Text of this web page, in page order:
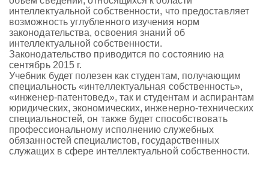
интеллектуальной собственности, что предоставляет
возможность углубленного изучения норм
законодательства, освоения знаний об
интеллектуальной собственности.
Законодательство приводится по состоянию на
сентябрь 2015 г.
Учебник будет полезен как студентам, получающим
специальность «интеллектуальная собственность»,
«инженер-патентовед», так и студентам и аспирантам
юридических, экономических, инженерно-технических
специальностей, он также будет способствовать
профессиональному исполнению служебных
обязанностей специалистов, государственных
служащих в сфере интеллектуальной собственности.